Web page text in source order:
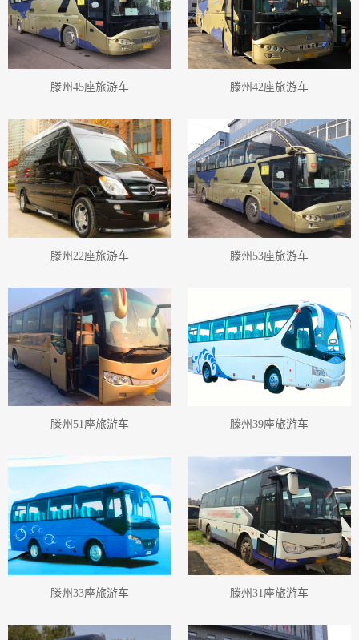
滕州45座旅游车 滕州42座旅游车
滕州22座旅游车 滕州53座旅游车
滕州51座旅游车 滕州39座旅游车
滕州33座旅游车 滕州31座旅游车